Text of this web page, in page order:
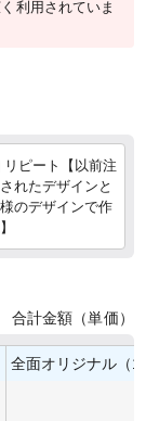
利用されていま
リピート【以前注
れたデザインと
のデザインで作
合計金額（単価）
全面オリジナル（